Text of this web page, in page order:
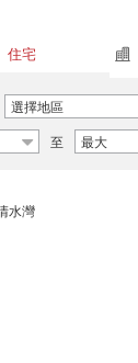
住宅
選擇地區
至 最大
水灣